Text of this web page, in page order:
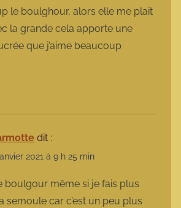
le boulghour, alors elle me plait
la grande cela apporte une
que j’aime beaucoup
dit :
2021 à 9 h 25 min
boulgour même si je fais plus
semoule car c’est un peu plus